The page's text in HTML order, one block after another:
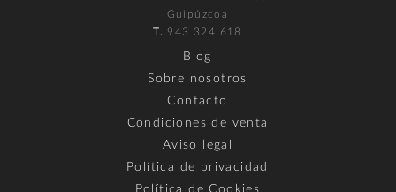
Guipúzcoa
T. 943 324 618
Blog
Sobre nosotros
Contacto
Condiciones de venta
Aviso legal
Política de privacidad